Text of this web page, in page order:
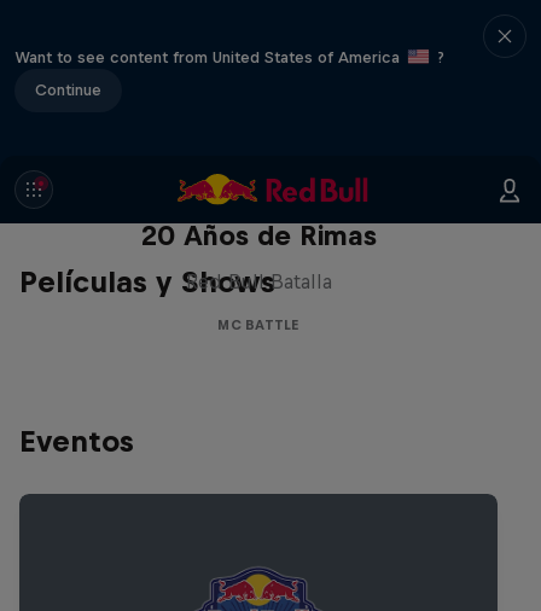
Want to see content from United States of America
?
Continue
Películas y Shows
Red Bull Batalla Nueva Historia:
20 Años de Rimas
Red Bull Batalla
MC BATTLE
Eventos